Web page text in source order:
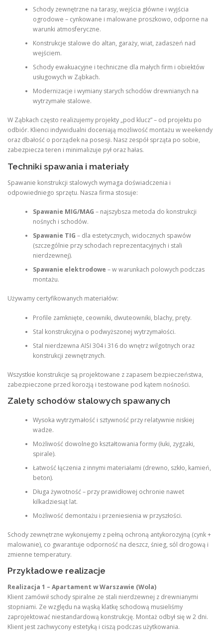
Schody zewnętrzne na tarasy, wejścia główne i wyjścia
ogrodowe – cynkowane i malowane proszkowo, odporne na
warunki atmosferyczne.
Konstrukcje stalowe do altan, garaży, wiat, zadaszeń nad
wejściem.
Schody ewakuacyjne i techniczne dla małych firm i obiektów
usługowych w Ząbkach.
Modernizacje i wymiany starych schodów drewnianych na
wytrzymałe stalowe.
W Ząbkach często realizujemy projekty „pod klucz” – od projektu po
odbiór. Klienci indywidualni doceniają możliwość montażu w weekendy
oraz dbałość o porządek na posesji. Nasz zespół sprząta po sobie,
zabezpiecza teren i minimalizuje pył oraz hałas.
Techniki spawania i materiały
Spawanie konstrukcji stalowych wymaga doświadczenia i
odpowiedniego sprzętu. Nasza firma stosuje:
Spawanie MIG/MAG – najszybsza metoda do konstrukcji
nośnych i schodów.
Spawanie TIG – dla estetycznych, widocznych spawów
(szczególnie przy schodach reprezentacyjnych i stali
nierdzewnej).
Spawanie elektrodowe – w warunkach polowych podczas
montażu.
Używamy certyfikowanych materiałów:
Profile zamknięte, ceowniki, dwuteowniki, blachy, pręty.
Stal konstrukcyjna o podwyższonej wytrzymałości.
Stal nierdzewna AISI 304 i 316 do wnętrz wilgotnych oraz
konstrukcji zewnętrznych.
Wszystkie konstrukcje są projektowane z zapasem bezpieczeństwa,
zabezpieczone przed korozją i testowane pod kątem nośności.
Zalety schodów stalowych spawanych
Wysoka wytrzymałość i sztywność przy relatywnie niskiej
wadze.
Możliwość dowolnego kształtowania formy (łuki, zygzaki,
spirale).
Łatwość łączenia z innymi materiałami (drewno, szkło, kamień,
beton).
Długa żywotność – przy prawidłowej ochronie nawet
kilkadziesiąt lat.
Możliwość demontażu i przeniesienia w przyszłości.
Schody zewnętrzne wykonujemy z pełną ochroną antykorozyjną (cynk +
malowanie), co gwarantuje odporność na deszcz, śnieg, sól drogową i
zmienne temperatury.
Przykładowe realizacje
Realizacja 1 – Apartament w Warszawie (Wola)
Klient zamówił schody spiralne ze stali nierdzewnej z drewnianymi
stopniami. Ze względu na wąską klatkę schodową musieliśmy
zaprojektować niestandardową konstrukcję. Montaż odbył się w 2 dni.
Klient jest zachwycony estetyką i ciszą podczas użytkowania.